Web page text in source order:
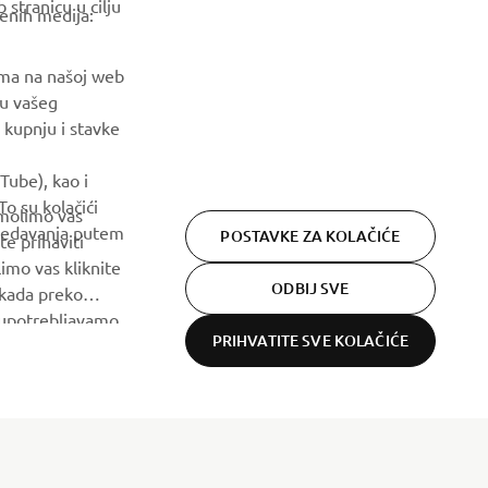
događajima, novim izdanjima i još mnogo toga
Pročitajte našu Politiku privatnosti kako biste saznali kako
stranicu u cilju
medija:
na našoj web
vašeg
i stavke
kao i
su kolačići
putem
vas
prihaviti
vas kliknite
preko
POSTAVKE ZA KOLAČIĆE
ODBIJ SVE
PRIHVATITE SVE KOLAČIĆE